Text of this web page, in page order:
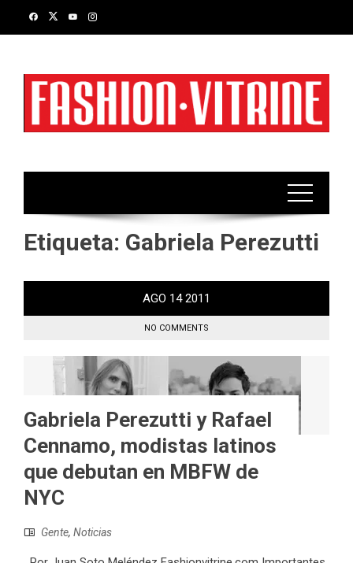
Etiqueta: Gabriela Perezutti
AGO 14 2011
NO COMMENTS
Gabriela Perezutti y Rafael
Cennamo, modistas latinos
que debutan en MBFW de
NYC
Gente, Noticias